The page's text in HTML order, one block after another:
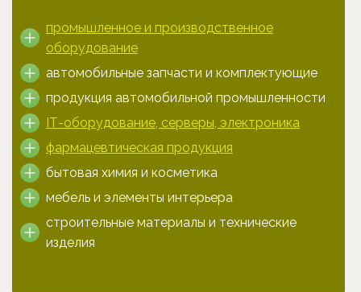
промышленное и производственное
оборудование
автомобильные запчасти и комплектующие
продукция автомобильной промышленности
IТ-оборудование, серверы, электроника
фармацевтическая продукция
бытовая химия и косметика
мебель и элементы интерьера
строительные материалы и технические
изделия